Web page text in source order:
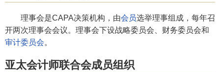
理事会是CAPA决策机构，由会员选举理事组成，每年召
开两次理事会会议。理事会下设战略委员会、财务委员会和
审计委员会。
亚太会计师联合会成员组织